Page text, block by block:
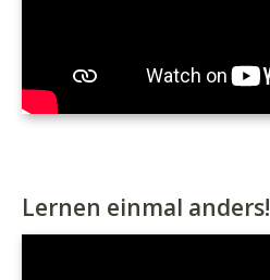
Lernen einmal anders!